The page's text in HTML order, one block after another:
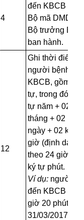
4
đến KBCB theo
Bộ mã DMDC
Bộ trưởng Bộ
ban hành.
12
Ghi thời điểm
người bệnh
KBCB, gồm 12
tự, trong đó: 04
tự năm + 02 ký
tháng + 02 ký
ngày + 02 ký tự
giờ (định dạng
theo 24 giờ) +
ký tự phút.
Ví dụ: người
đến KBCB lúc
giờ 20 phút
31/03/2017